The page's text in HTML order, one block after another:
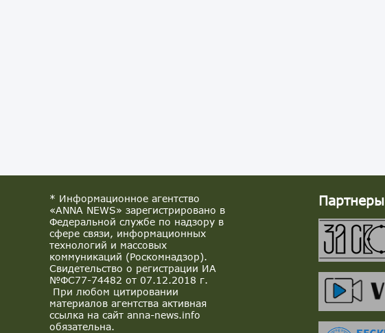
* Информационное агентство
«ANNA NEWS» зарегистрировано в
Федеральной службе по надзору в
сфере связи, информационных
технологий и массовых
коммуникаций (Роскомнадзор).
Свидетельство о регистрации ИА
№ФС77-74482 от 07.12.2018 г.
При любом цитировании
материалов агентства активная
ссылка на сайт anna-news.info
обязательна.
Партнеры